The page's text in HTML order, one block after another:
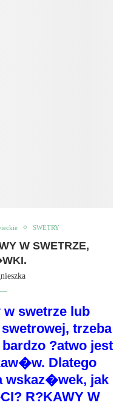
SWETRY
W SWETRZE,
swetrze lub
trzeba
?atwo jest
Dlatego
wskaz�wek, jak
R?KAWY W